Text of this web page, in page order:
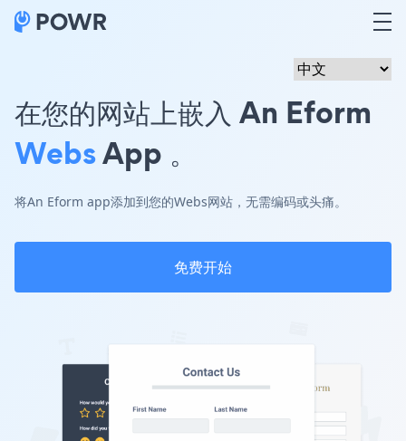
在您的网站上嵌入 An Eform
WebsApp 。
将An Eform app添加到您的Webs网站，无需编码或头痛。
免费开始